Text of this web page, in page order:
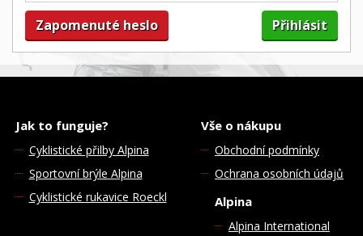
Zapomenuté heslo
Jak to funguje?
Cyklistické přilby Alpina
Sportovní brýle Alpina
Cyklistické rukavice Roeckl
Vše o nákupu
Obchodní podmínky
Ochrana osobních údajů
Alpina
Alpina International